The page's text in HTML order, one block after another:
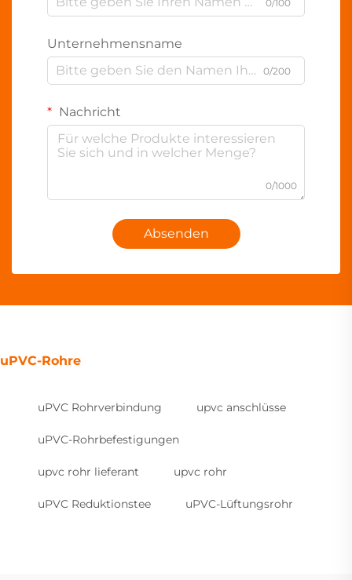
0/100
Unternehmensname
0/200
Nachricht
0/1000
Absenden
uPVC-Rohre
uPVC Rohrverbindung upvc anschlüsse
uPVC-Rohrbefestigungen
upvc rohr lieferant upvc rohr
uPVC Reduktionstee uPVC-Lüftungsrohr